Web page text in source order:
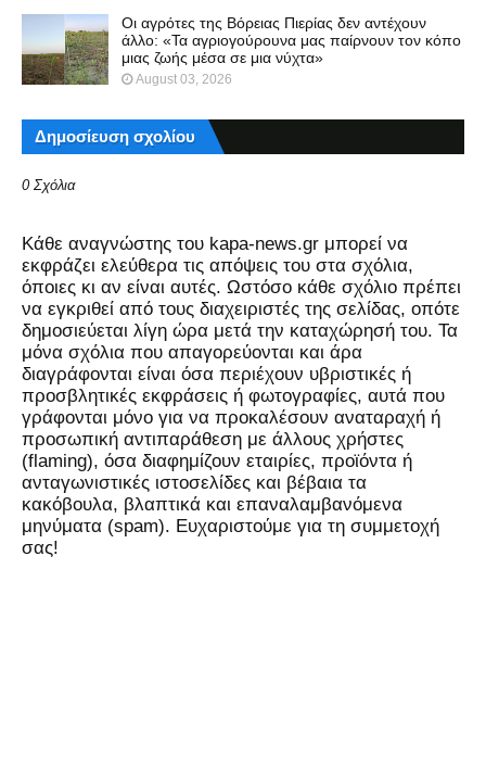
Οι αγρότες της Βόρειας Πιερίας δεν αντέχουν
άλλο: «Τα αγριογούρουνα μας παίρνουν τον κόπο
μιας ζωής μέσα σε μια νύχτα»
August 03, 2026
Δημοσίευση σχολίου
0 Σχόλια
Kάθε αναγνώστης του kapa-news.gr μπορεί να
εκφράζει ελεύθερα τις απόψεις του στα σχόλια,
όποιες κι αν είναι αυτές. Ωστόσο κάθε σχόλιο πρέπει
να εγκριθεί από τους διαχειριστές της σελίδας, οπότε
δημοσιεύεται λίγη ώρα μετά την καταχώρησή του. Τα
μόνα σχόλια που απαγορεύονται και άρα
διαγράφονται είναι όσα περιέχουν υβριστικές ή
προσβλητικές εκφράσεις ή φωτογραφίες, αυτά που
γράφονται μόνο για να προκαλέσουν αναταραχή ή
προσωπική αντιπαράθεση με άλλους χρήστες
(flaming), όσα διαφημίζουν εταιρίες, προϊόντα ή
ανταγωνιστικές ιστοσελίδες και βέβαια τα
κακόβουλα, βλαπτικά και επαναλαμβανόμενα
μηνύματα (spam). Ευχαριστούμε για τη συμμετοχή
σας!